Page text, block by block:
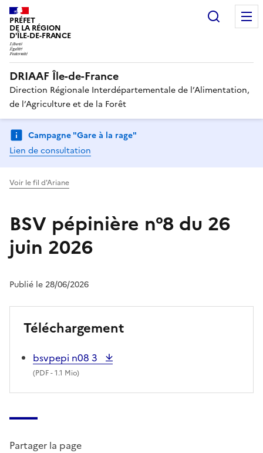
PRÉFET
DE LA RÉGION
D'ÎLE-DE-FRANCE
DRIAAF Île-de-France
Direction Régionale Interdépartementale de l’Alimentation,
de l’Agriculture et de la Forêt
Campagne "Gare à la rage"
Lien de consultation
Voir le fil d'Ariane
BSV pépinière n°8 du 26
juin 2026
Publié le 28/06/2026
Téléchargement
bsvpepi n08 3
(PDF- 1.1 Mio)
Partager la page